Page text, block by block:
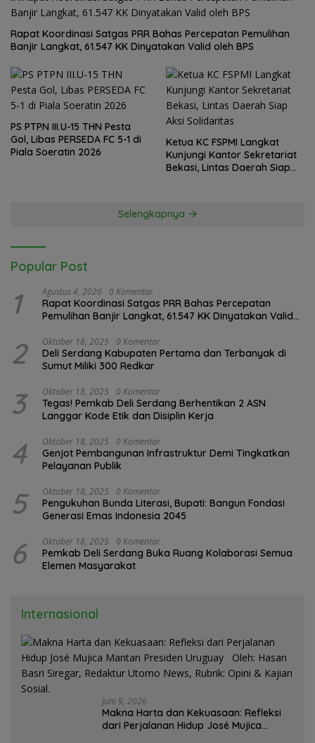
Rapat Koordinasi Satgas PRR Bahas Percepatan Pemulihan
Banjir Langkat, 61.547 KK Dinyatakan Valid oleh BPS
PS PTPN III.U-15 THN Pesta
Gol, Libas PERSEDA FC 5-1 di
Piala Soeratin 2026
Ketua KC FSPMI Langkat
Kunjungi Kantor Sekretariat
Bekasi, Lintas Daerah Siap
Selengkapnya
Popular Post
1 Agustus 4, 2026 0 Komentar
Rapat Koordinasi Satgas PRR Bahas Percepatan
Pemulihan Banjir Langkat, 61.547 KK Dinyatakan Valid
2 Oktober 18, 2025 0 Komentar
Deli Serdang Kabupaten Pertama dan Terbanyak di
Sumut Miliki 300 Redkar
3 Oktober 18, 2025 0 Komentar
Tegas! Pemkab Deli Serdang Berhentikan 2 ASN
Langgar Kode Etik dan Disiplin Kerja
4 Oktober 18, 2025 0 Komentar
Genjot Pembangunan Infrastruktur Demi Tingkatkan
Pelayanan Publik
5 Oktober 18, 2025 0 Komentar
Pengukuhan Bunda Literasi, Bupati: Bangun Fondasi
Generasi Emas Indonesia 2045
6 Oktober 18, 2025 0 Komentar
Pemkab Deli Serdang Buka Ruang Kolaborasi Semua
Elemen Masyarakat
Internasional
Juni 9, 2026
Makna Harta dan Kekuasaan: Refleksi
dari Perjalanan Hidup José Mujica